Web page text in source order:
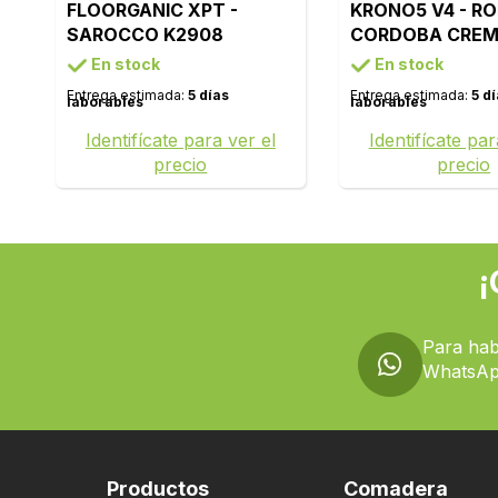
FLOORGANIC XPT -
SAROCCO K2908
En stock
Entrega estimada: 5 días
laborables
Identifícate para ver el
precio
KRONO5 V4 -
CORDOBA
K2241En stock
Entrega estimada: 5
laborables
Identifícate
precio
Para
Productos Comadera